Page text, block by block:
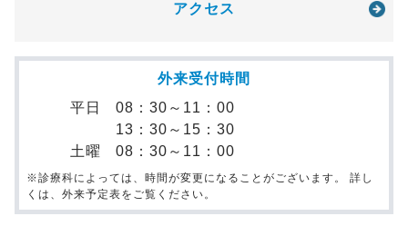
アクセス
外来受付時間
平日
08：30～11：00
13：30～15：30
土曜
08：30～11：00
※診療科によっては、時間が変更になることがございます。 詳し
くは、外来予定表をご覧ください。